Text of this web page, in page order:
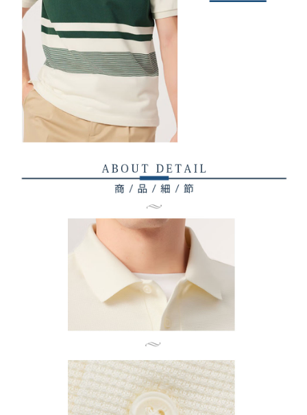
任。
４．使用「AFTEE先享後付」時，將依據個別帳號之用戶狀況，依本公司即
時審查核予不同之上限額度；若仍有額度不足之情形，本公司將視審查結果
請求用戶進行身份認證。
５．嚴禁一人註冊多個帳號或使用他人資訊註冊。若發現惡意使用之情形，
恩沛科技股份有限公司將有權停止該用戶之使用額度並採取法律行動。
免運費
離島宅配
免運費